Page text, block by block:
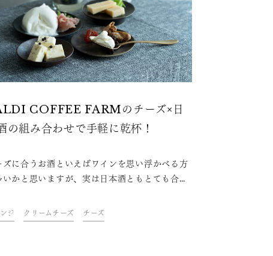
COFFEE FARMのチーズ×日
の組み合わせで手軽に乾杯！
ズに合うお酒といえばワインを思い浮かべる方
いかと思いますが、実は日本酒ともとても合う
入食材を多数取り扱っている『KALDI
FARM』で手に入る様々なタイプのチー
ジ クリームチーズ チーズ